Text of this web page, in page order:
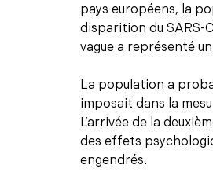
pays européens, la
disparition du SARS-
vague a représenté
La population a
imposait dans la
L’arrivée de la
des effets
engendrés.